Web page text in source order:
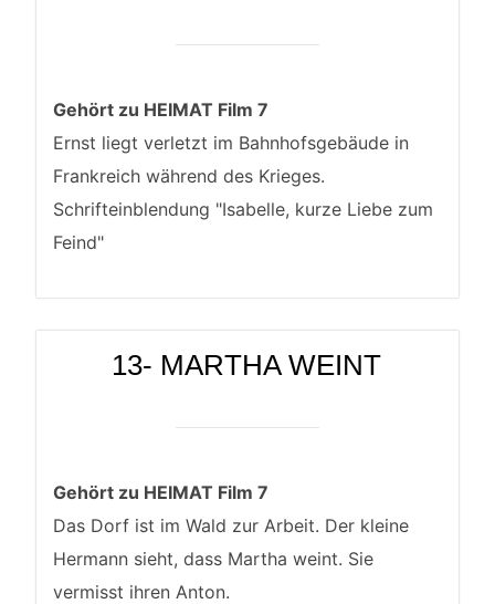
Gehört zu HEIMAT Film 7
Ernst liegt verletzt im Bahnhofsgebäude in
Frankreich während des Krieges.
Schrifteinblendung "Isabelle, kurze Liebe zum
Feind"
13- MARTHA WEINT
Gehört zu HEIMAT Film 7
Das Dorf ist im Wald zur Arbeit. Der kleine
Hermann sieht, dass Martha weint. Sie
vermisst ihren Anton.